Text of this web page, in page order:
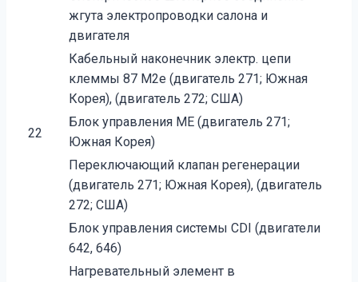
22
жгута электропроводки салона и
двигателя
Кабельный наконечник электр. цепи
клеммы 87 M2e (двигатель 271; Южная
Корея), (двигатель 272; США)
Блок управления ME (двигатель 271;
Южная Корея)
Переключающий клапан регенерации
(двигатель 271; Южная Корея), (двигатель
272; США)
Блок управления системы CDI (двигатели
642, 646)
Нагревательный элемент в